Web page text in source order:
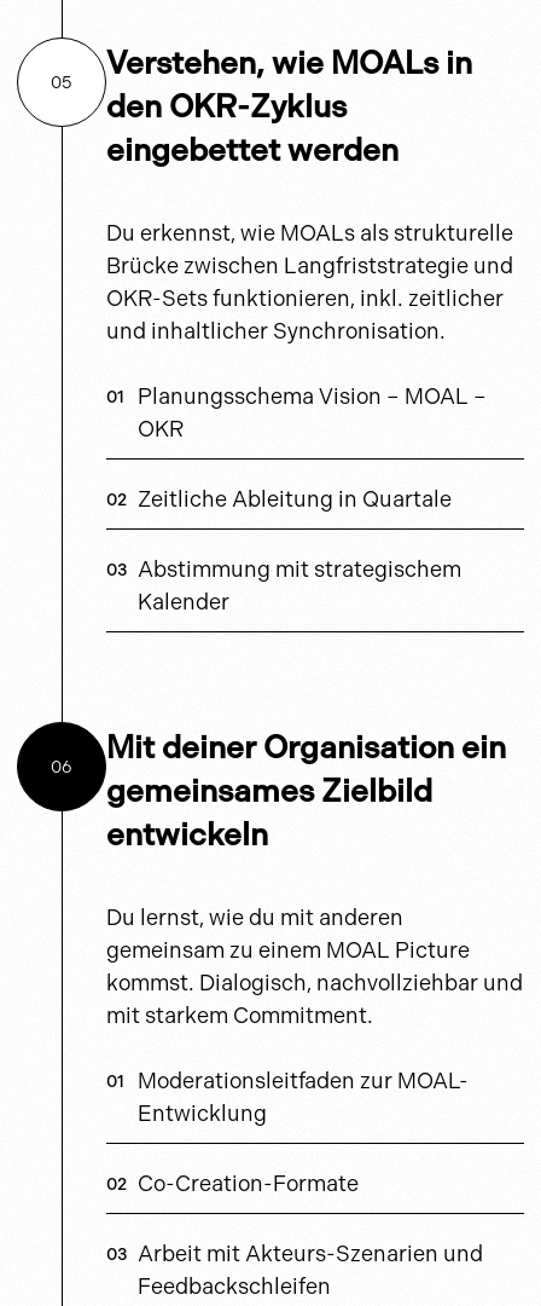
05
Verstehen, wie MOALs in
den OKR-Zyklus
eingebettet werden
Du erkennst, wie MOALs als strukturelle
Brücke zwischen Langfriststrategie und
OKR-Sets funktionieren, inkl. zeitlicher
und inhaltlicher Synchronisation.
Planungsschema Vision – MOAL –
OKR
Zeitliche Ableitung in Quartale
Abstimmung mit strategischem
Kalender
06
Mit deiner Organisation ein
gemeinsames Zielbild
entwickeln
Du lernst, wie du mit anderen
gemeinsam zu einem MOAL Picture
kommst. Dialogisch, nachvollziehbar und
mit starkem Commitment.
Moderationsleitfaden zur MOAL-
Entwicklung
Co-Creation-Formate
Arbeit mit Akteurs-Szenarien und
Feedbackschleifen